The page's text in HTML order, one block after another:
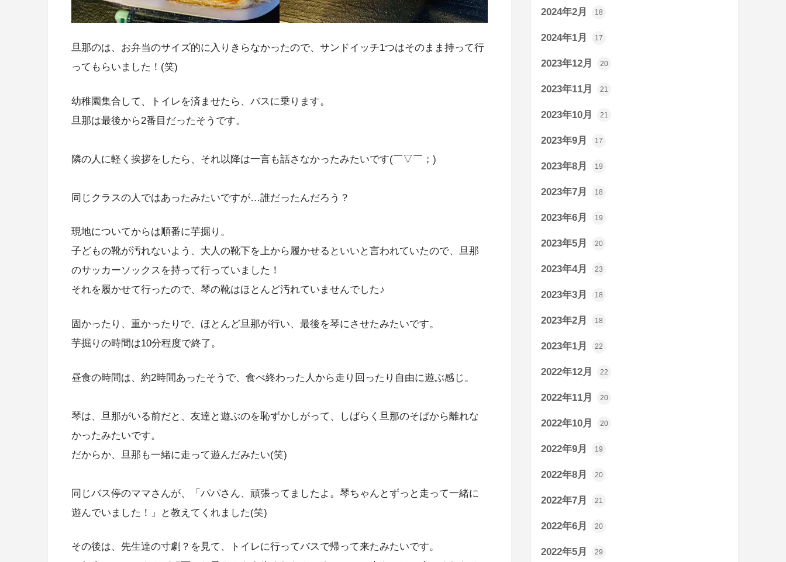
旦那のは、お弁当のサイズ的に入りきらなかったので、サンドイッチ1つはそのまま持って行
ってもらいました！(笑)
幼稚園集合して、トイレを済ませたら、バスに乗ります。
旦那は最後から2番目だったそうです。
隣の人に軽く挨拶をしたら、それ以降は一言も話さなかったみたいです(￣▽￣；)
同じクラスの人ではあったみたいですが…誰だったんだろう？
現地についてからは順番に芋掘り。
子どもの靴が汚れないよう、大人の靴下を上から履かせるといいと言われていたので、旦那
のサッカーソックスを持って行っていました！
それを履かせて行ったので、琴の靴はほとんど汚れていませんでした♪
固かったり、重かったりで、ほとんど旦那が行い、最後を琴にさせたみたいです。
芋掘りの時間は10分程度で終了。
昼食の時間は、約2時間あったそうで、食べ終わった人から走り回ったり自由に遊ぶ感じ。
琴は、旦那がいる前だと、友達と遊ぶのを恥ずかしがって、しばらく旦那のそばから離れな
かったみたいです。
だからか、旦那も一緒に走って遊んだみたい(笑)
同じバス停のママさんが、「パパさん、頑張ってましたよ。琴ちゃんとずっと走って一緒に
遊んでいました！」と教えてくれました(笑)
その後は、先生達の寸劇？を見て、トイレに行ってバスで帰って来たみたいです。
2024年2月 18
2024年1月 17
2023年12月 20
2023年11月 21
2023年10月 21
2023年9月 17
2023年8月 19
2023年7月 18
2023年6月 19
2023年5月 20
2023年4月 23
2023年3月 18
2023年2月 18
2023年1月 22
2022年12月 22
2022年11月 20
2022年10月 20
2022年9月 19
2022年8月 20
2022年7月 21
2022年6月 20
2022年5月 29